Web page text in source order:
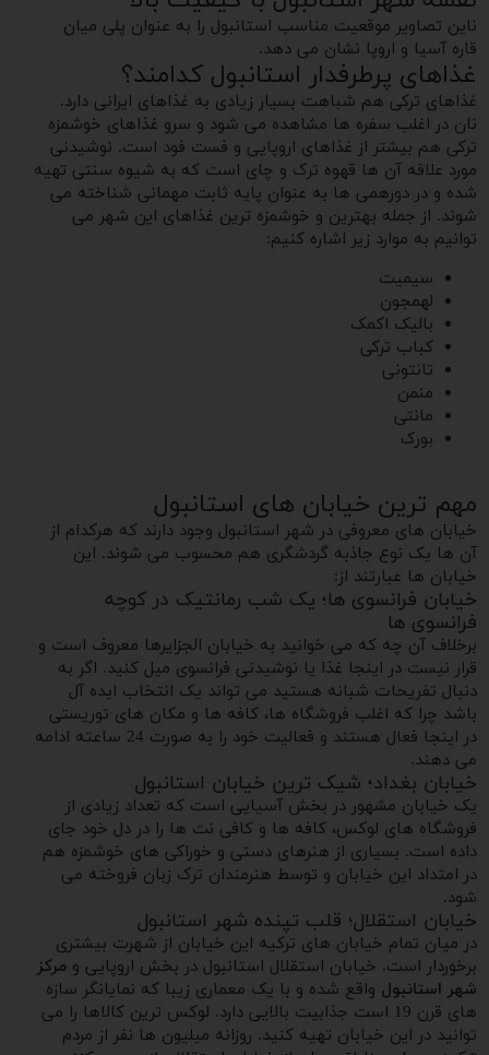
ناین تصاویر موقعیت مناسب استانبول را به عنوان پلی میان
قاره آسیا و اروپا نشان می دهد.
غذاهای پرطرفدار استانبول کدامند؟
غذاهای ترکی هم شباهت بسیار زیادی به غذاهای ایرانی دارد.
نان در اغلب سفره ها مشاهده می شود و سرو غذاهای خوشمزه
ترکی هم بیشتر از غذاهای اروپایی و فست فود است. نوشیدنی
مورد علاقه آن ها قهوه ترک و چای است که به شیوه سنتی تهیه
شده و در دورهمی ها به عنوان پایه ثابت مهمانی شناخته می
شوند. از جمله بهترین و خوشمزه ترین غذاهای این شهر می
توانیم به موارد زیر اشاره کنیم:
سیمیت
لهمجون
بالیک اکمک
کباب ترکی
تانتونی
منمن
مانتی
بورک
مهم ترین خیابان های استانبول
خیابان های معروفی در شهر استانبول وجود دارند که هرکدام از
آن ها یک نوع جاذبه گردشگری هم محسوب می شوند. این
خیابان ها عبارتند از:
خیابان فرانسوی ها؛ یک شب رمانتیک در کوچه
فرانسوی ها
برخلاف آن چه که می خوانید به خیابان الجزایرها معروف است و
قرار نیست در اینجا غذا یا نوشیدنی فرانسوی میل کنید. اگر به
دنبال تفریحات شبانه هستید می تواند یک انتخاب ایده آل
باشد چرا که اغلب فروشگاه ها، کافه ها و مکان های توریستی
در اینجا فعال هستند و فعالیت خود را به صورت 24 ساعته ادامه
می دهند.
خیابان بغداد؛ شیک ترین خیابان استانبول
یک خیابان مشهور در بخش آسیایی است که تعداد زیادی از
فروشگاه های لوکس، کافه ها و کافی نت ها را در دل خود جای
داده است. بسیاری از هنرهای دستی و خوراکی های خوشمزه هم
در امتداد این خیابان و توسط هنرمندان ترک زبان فروخته می
شود.
خیابان استقلال؛ قلب تپنده شهر استانبول
در میان تمام خیابان های ترکیه این خیابان از شهرت بیشتری
برخوردار است. خیابان استقلال استانبول در بخش اروپایی و مرکز
شهر استانبول واقع شده و با یک معماری زیبا که نمایانگر سازه
های قرن 19 است جذابیت بالایی دارد. لوکس ترین کالاها را می
توانید در این خیابان تهیه کنید. روزانه میلیون ها نفر از مردم